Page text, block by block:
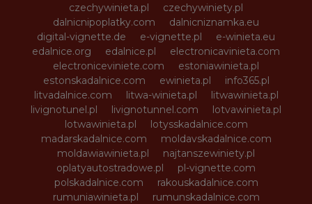
czechywinieta.pl
czechywiniety.pl
dalnicnipoplatky.com
dalnicniznamka.eu
digital-vignette.de
e-vignette.pl
e-winieta.eu
edalnice.org
edalnice.pl
electronicavinieta.com
electroniceviniete.com
estoniawinieta.pl
estonskadalnice.com
ewinieta.pl
info365.pl
litvadalnice.com
litwa-winieta.pl
litwawinieta.pl
livignotunel.pl
livignotunnel.com
lotvawinieta.pl
lotwawinieta.pl
lotysskadalnice.com
madarskadalnice.com
moldavskadalnice.com
moldawiawinieta.pl
najtanszewiniety.pl
oplatyautostradowe.pl
pl-vignette.com
polskadalnice.com
rakouskadalnice.com
rumuniawinieta.pl
rumunskadalnice.com